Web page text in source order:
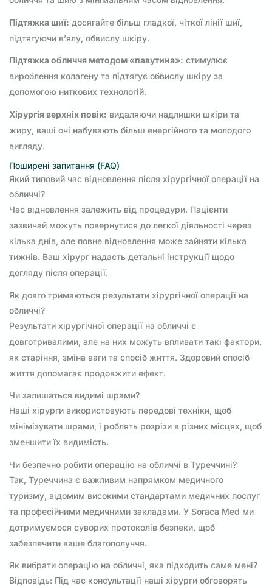
Підтяжка шиї: досягайте більш гладкої, чіткої лінії шиї,
підтягуючи в’ялу, обвислу шкіру.
Підтяжка обличчя методом «павутина»: стимулює
вироблення колагену та підтягує обвислу шкіру за
допомогою ниткових технологій.
Хірургія верхніх повік: видаляючи надлишки шкіри та
жиру, ваші очі набувають більш енергійного та молодого
вигляду.
Поширені запитання (FAQ)
Який типовий час відновлення після хірургічної операції на
обличчі?
Час відновлення залежить від процедури. Пацієнти
зазвичай можуть повернутися до легкої діяльності через
кілька днів, але повне відновлення може зайняти кілька
тижнів. Ваш хірург надасть детальні інструкції щодо
догляду після операції.
Як довго тримаються результати хірургічної операції на
обличчі?
Результати хірургічної операції на обличчі є
довготривалими, але на них можуть впливати такі фактори,
як старіння, зміна ваги та спосіб життя. Здоровий спосіб
життя допомагає продовжити ефект.
Чи залишаться видимі шрами?
Наші хірурги використовують передові техніки, щоб
мінімізувати шрами, і роблять розрізи в різних місцях, щоб
зменшити їх видимість.
Чи безпечно робити операцію на обличчі в Туреччині?
Так, Туреччина є важливим напрямком медичного
туризму, відомим високими стандартами медичних послуг
та професійними медичними закладами. У Soraca Med ми
дотримуємося суворих протоколів безпеки, щоб
забезпечити ваше благополуччя.
Як вибрати операцію на обличчі, яка підходить саме мені?
Відповідь: Під час консультації наші хірурги обговорять